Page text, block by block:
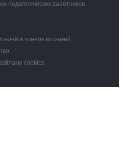
педагогических работников
и членов их семей
cookies